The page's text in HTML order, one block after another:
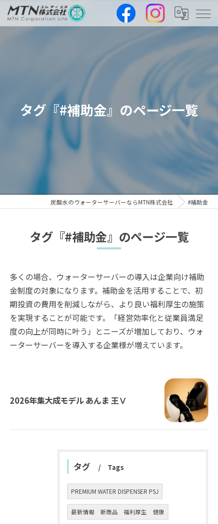
タグ『#補助金』のページ一覧
炭酸水のウォーターサーバーならMTN株式会社 #補助金
タグ『#補助金』のページ一覧
多くの場合、ウォーターサーバーの導入は企業向け補助
金制度の対象になります。補助金を活用することで、初
期投資の費用を削減しながら、より良い福利厚生の施策
を実現することが可能です。「経営効率化と従業員満足
度の向上が同時に叶う」とニーズが増加しており、ウォ
ーターサーバーを導入する企業様が増えています。
2026年集大成モデル あんま 王Ⅴ
タグ Tags
PREMIUM WATER DISPENSER PSJ
最新情報 新商品 福利厚生 健康